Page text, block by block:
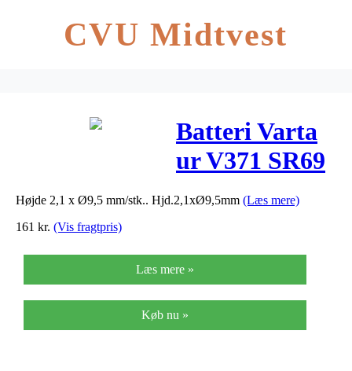
CVU Midtvest
Batteri Varta
ur V371 SR69
1,55V 44mAh
Højde 2,1 x Ø9,5 mm/stk.. Hjd.2,1xØ9,5mm (Læs mere)
161 kr. (Vis fragtpris)
Læs mere »
Køb nu »